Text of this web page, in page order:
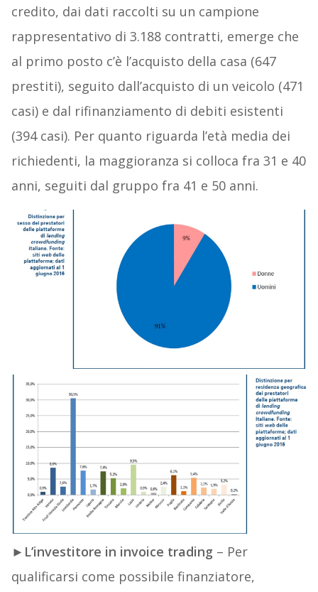
credito, dai dati raccolti su un campione
rappresentativo di 3.188 contratti, emerge che
al primo posto c’è l’acquisto della casa (647
prestiti), seguito dall’acquisto di un veicolo (471
casi) e dal rifinanziamento di debiti esistenti
(394 casi). Per quanto riguarda l’età media dei
richiedenti, la maggioranza si colloca fra 31 e 40
anni, seguiti dal gruppo fra 41 e 50 anni.
► L’investitore in invoice trading – Per
qualificarsi come possibile finanziatore,